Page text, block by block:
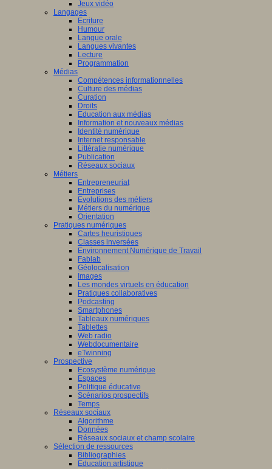
Jeux vidéo
Langages
Ecriture
Humour
Langue orale
Langues vivantes
Lecture
Programmation
Médias
Compétences informationnelles
Culture des médias
Curation
Droits
Education aux médias
Information et nouveaux médias
Identité numérique
Internet responsable
Littératie numérique
Publication
Réseaux sociaux
Métiers
Entrepreneuriat
Entreprises
Evolutions des métiers
Métiers du numérique
Orientation
Pratiques numériques
Cartes heuristiques
Classes inversées
Environnement Numérique de Travail
Fablab
Géolocalisation
Images
Les mondes virtuels en éducation
Pratiques collaboratives
Podcasting
Smartphones
Tableaux numériques
Tablettes
Web radio
Webdocumentaire
eTwinning
Prospective
Ecosystème numérique
Espaces
Politique éducative
Scénarios prospectifs
Temps
Réseaux sociaux
Algorithme
Données
Réseaux sociaux et champ scolaire
Sélection de ressources
Bibliographies
Education artistique